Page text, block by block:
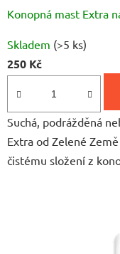
Konopná mast Extra
hodnocení
produktu
5,0
z
5
hvězdiček.
Skladem (>5 ks)
250 Kč
Suchá, podrážděná
Extra od Zelené
čistému složení z